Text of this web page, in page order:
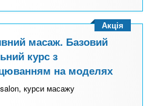
масаж. Базовий
курс з
на моделях
курси масажу
Акція